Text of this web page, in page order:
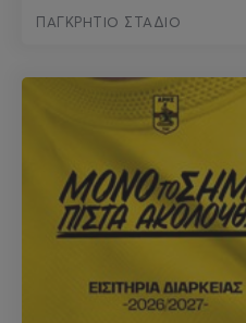
ΠΑΓΚΡΗΤΙΟ ΣΤΑΔΙΟ